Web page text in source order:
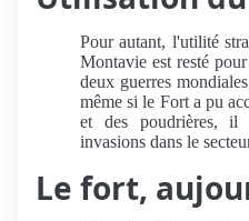
Pour autant, l'utilité
Montavie est resté
deux guerres
même si le Fort a pu
et des poudrières,
invasions dans le
Le fort,